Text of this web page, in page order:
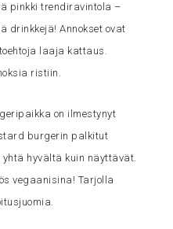
pinkki trendiravintola –
drinkkejä! Annokset ovat
laaja kattaus.
ristiin.
on ilmestynyt
burgerin palkitut
hyvältä kuin näyttävät.
vegaanisina! Tarjolla